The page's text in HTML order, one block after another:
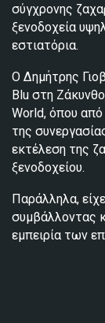
σύγχρονης
ξενοδοχεία
εστιατόρια.
Ο Δημήτρης
Blu στη
World, όπου
της
εκτέλεση της
ξενοδοχείου.
Παράλληλα,
συμβάλλοντας
εμπειρία των